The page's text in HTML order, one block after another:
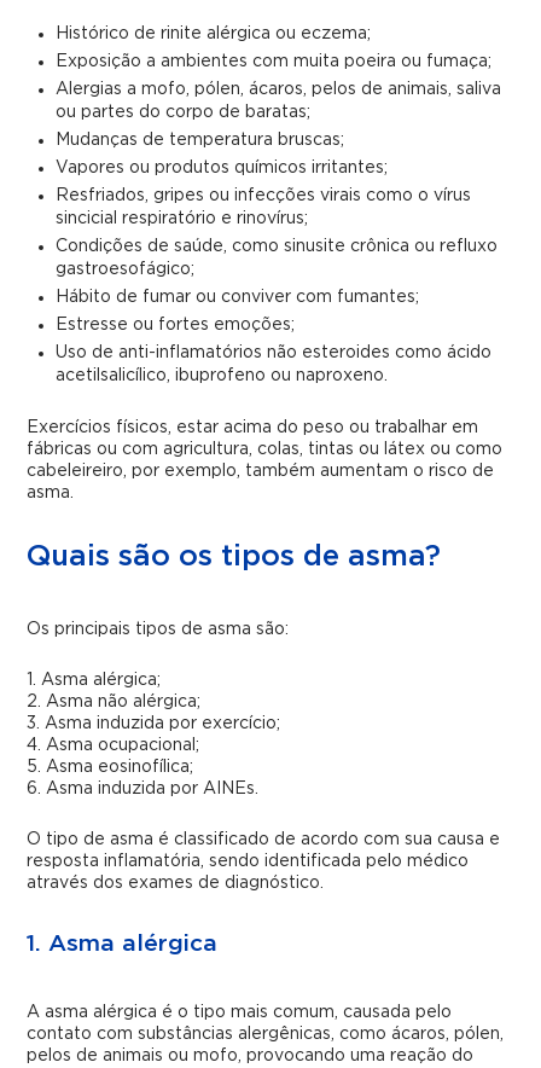
Histórico de rinite alérgica ou eczema;
Exposição a ambientes com muita poeira ou fumaça;
Alergias a mofo, pólen, ácaros, pelos de animais, saliva
ou partes do corpo de baratas;
Mudanças de temperatura bruscas;
Vapores ou produtos químicos irritantes;
Resfriados, gripes ou infecções virais como o vírus
sincicial respiratório e rinovírus;
Condições de saúde, como sinusite crônica ou refluxo
gastroesofágico;
Hábito de fumar ou conviver com fumantes;
Estresse ou fortes emoções;
Uso de anti-inflamatórios não esteroides como ácido
acetilsalicílico, ibuprofeno ou naproxeno.
Exercícios físicos, estar acima do peso ou trabalhar em
fábricas ou com agricultura, colas, tintas ou látex ou como
cabeleireiro, por exemplo, também aumentam o risco de
asma.
Quais são os tipos de asma?
Os principais tipos de asma são:
1. Asma alérgica;
2. Asma não alérgica;
3. Asma induzida por exercício;
4. Asma ocupacional;
5. Asma eosinofílica;
6. Asma induzida por AINEs.
O tipo de asma é classificado de acordo com sua causa e
resposta inflamatória, sendo identificada pelo médico
através dos exames de diagnóstico.
1. Asma alérgica
A asma alérgica é o tipo mais comum, causada pelo
contato com substâncias alergênicas, como ácaros, pólen,
pelos de animais ou mofo, provocando uma reação do